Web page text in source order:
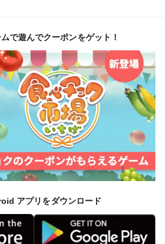
濃い！！フルーツ感覚で毎日続け
んにくが付きずらい、しっとりと
げました！！
べて「少し苦手…。」という方に
がっていただきたい商品です♪
の？
、毎日の健康のために美味しく
し上がりいただくだけで効果を実
思いますが、あくまで食品ですの
ただいても全く問題ございません
で遊んでクーポンをゲット！
アプリをダウンロード